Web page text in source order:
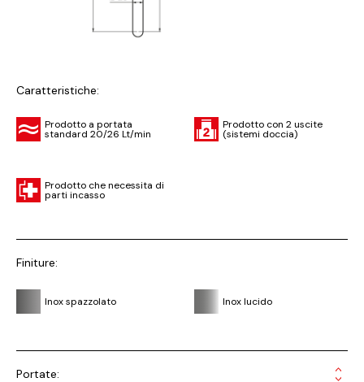
Caratteristiche:
Prodotto a portata
standard 20/26 Lt/min
Prodotto con 2 uscite
(sistemi doccia)
Prodotto che necessita di
parti incasso
Finiture:
Inox spazzolato Inox lucido
Portate: